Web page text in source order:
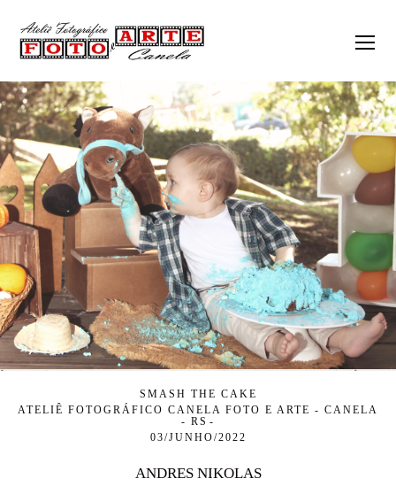
SMASH THE CAKE
ATELIÊ FOTOGRÁFICO CANELA FOTO E ARTE - CANELA
- RS
03/JUNHO/2022
ANDRES NIKOLAS